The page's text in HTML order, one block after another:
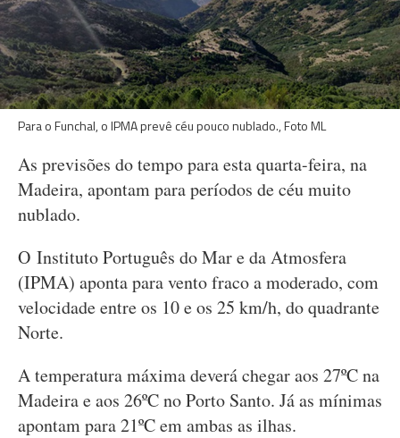
Para o Funchal, o IPMA prevê céu pouco nublado., Foto ML
As previsões do tempo para esta quarta-feira, na
Madeira, apontam para períodos de céu muito
nublado.
O Instituto Português do Mar e da Atmosfera
(IPMA) aponta para vento fraco a moderado, com
velocidade entre os 10 e os 25 km/h, do quadrante
Norte.
A temperatura máxima deverá chegar aos 27ºC na
Madeira e aos 26ºC no Porto Santo. Já as mínimas
apontam para 21ºC em ambas as ilhas.